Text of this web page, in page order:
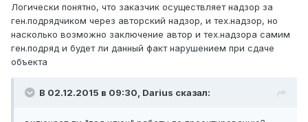
использования подрядчиком материалов заказчика, не
вмешиваясь при этом в оперативно-хозяйственную
деятельность подрядчика.
ЗРК Об архитектурной ...
самостоятельно и (или) с привлечением экспертов,
Логически понятно, что заказчик осуществляет надзор за
ген.подрядчиком через авторский надзор, и тех.надзор, но
насколько возможно заключение автор и тех.надзора самим
ген.подряд и будет ли данный факт нарушением при сдаче
объекта
В 02.12.2015 в 09:30, Darius сказал: